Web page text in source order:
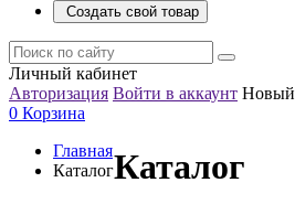
Создать свой товар
Личный кабинет
Авторизация Войти в аккаунт Новый
0 Корзина
Главная
КаталогКаталог